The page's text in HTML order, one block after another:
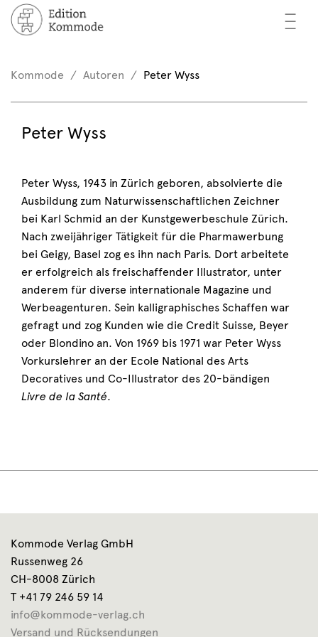
—
—
—
/ Registrieren
Kommode Autoren Peter Wyss
Peter Wyss
Peter Wyss, 1943 in Zürich geboren, absolvierte die
Ausbildung zum Naturwissenschaftlichen Zeichner
bei Karl Schmid an der Kunstgewerbeschule Zürich.
Nach zweijähriger Tätigkeit für die Pharmawerbung
bei Geigy, Basel zog es ihn nach Paris. Dort arbeitete
er erfolgreich als freischaffender Illustrator, unter
anderem für diverse internationale Magazine und
Werbeagenturen. Sein kalligraphisches Schaffen war
gefragt und zog Kunden wie die Credit Suisse, Beyer
oder Blondino an. Von 1969 bis 1971 war Peter Wyss
Vorkurslehrer an der Ecole National des Arts
Decoratives und Co-Illustrator des 20-bändigen
Livre de la Santé.
Kommode Verlag GmbH
Russenweg 26
CH-8008 Zürich
T +41 79 246 59 14
info@kommode-verlag.ch
Versand und Rücksendungen